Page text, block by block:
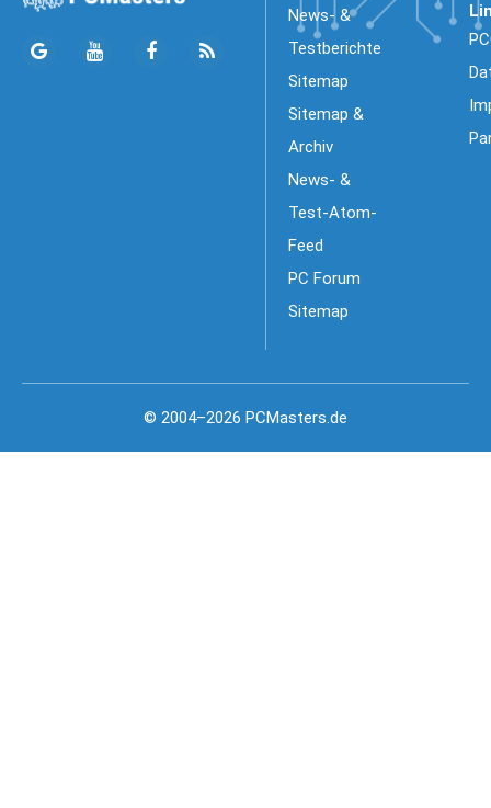
News- &
Testberichte
Sitemap
Sitemap &
Archiv
News- &
Test-Atom-
Feed
PC Forum
Sitemap
© 2004–2026 PCMasters.de